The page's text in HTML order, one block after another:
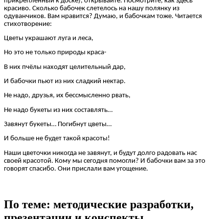
красиво. Сколько бабочек слетелось на нашу полянку из
одуванчиков. Вам нравится? Думаю, и бабочкам тоже. Читается
стихотворение:
Цветы украшают луга и леса,
Но это не только природы краса-
В них пчёлы находят целительный дар,
И бабочки пьют из них сладкий нектар.
Не надо, друзья, их бессмысленно рвать,
Не надо букеты из них составлять…
Завянут букеты… Погибнут цветы…
И больше не будет такой красоты!
Наши цветочки никогда не завянут, и будут долго радовать нас
своей красотой. Кому мы сегодня помогли? И бабочки вам за это
говорят спасибо. Они прислали вам угощение.
По теме: методические разработки,